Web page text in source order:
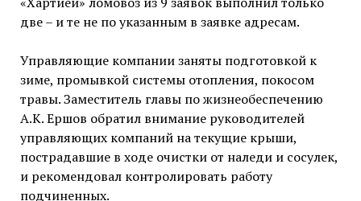
две – и те не по указанным в заявке адресам.
Управляющие компании заняты подготовкой к
зиме, промывкой системы отопления, покосом
травы. Заместитель главы по жизнеобеспечению
А.К. Ершов обратил внимание руководителей
управляющих компаний на текущие крыши,
пострадавшие в ходе очистки от наледи и сосулек,
и рекомендовал контролировать работу
подчиненных.